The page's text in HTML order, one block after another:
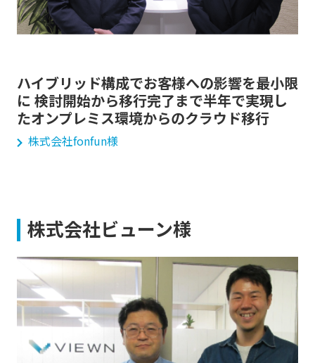
ハイブリッド構成でお客様への影響を最小限
に 検討開始から移行完了まで半年で実現し
たオンプレミス環境からのクラウド移行
株式会社fonfun様
株式会社ビューン様